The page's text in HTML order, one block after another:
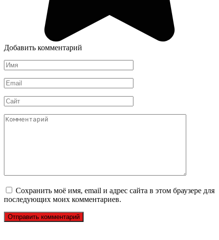
Добавить комментарий
Имя
*
Email
*
Сайт
Комментарий
Сохранить моё имя, email и адрес сайта в этом браузере для
последующих моих комментариев.